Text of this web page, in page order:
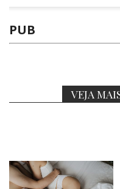
PUB
VEJA